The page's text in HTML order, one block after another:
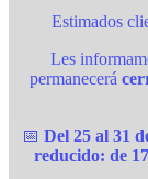
Estimados
Les
permanecerá
📅 Del 25 al 31
reducido: de